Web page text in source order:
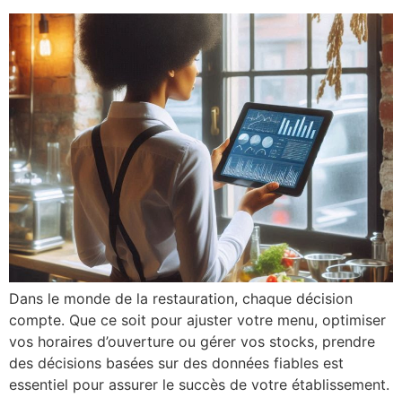
Dans le monde de la restauration, chaque décision
compte. Que ce soit pour ajuster votre menu, optimiser
vos horaires d’ouverture ou gérer vos stocks, prendre
des décisions basées sur des données fiables est
essentiel pour assurer le succès de votre établissement.